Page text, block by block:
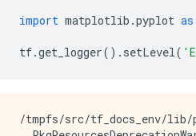
import matplotlib .pyplot as
tf.get_logger(). setLevel(
/tmpfs/src/tf_docs_env/lib/